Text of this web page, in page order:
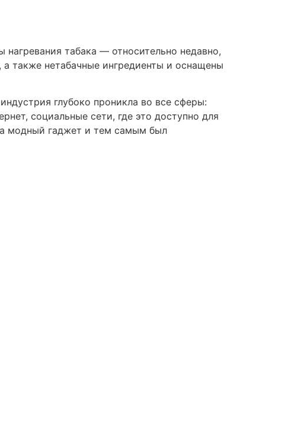
табака — относительно недавно,
также нетабачные ингредиенты и оснащены
глубоко проникла во все сферы:
социальные сети, где это доступно для
модный гаджет и тем самым был